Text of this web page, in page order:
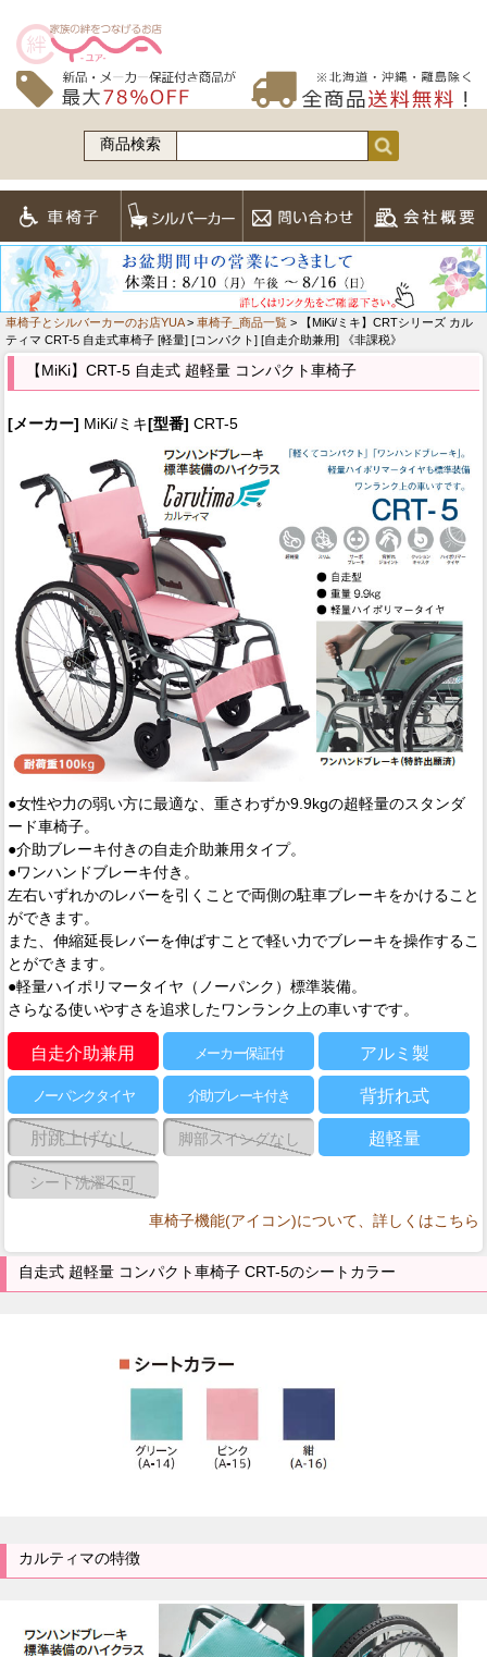
商品検索
車椅子とシルバーカーのお店YUA> 車椅子_商品一覧 > 【MiKi/ミキ】CRTシリーズ カル
ティマ CRT-5 自走式車椅子 [軽量] [コンパクト] [自走介助兼用] 《非課税》
【MiKi】CRT-5 自走式 超軽量 コンパクト車椅子
[メーカー] MiKi/ミキ[型番] CRT-5
●女性や力の弱い方に最適な、重さわずか9.9kgの超軽量のスタンダ
ード車椅子。
●介助ブレーキ付きの自走介助兼用タイプ。
●ワンハンドブレーキ付き。
左右いずれかのレバーを引くことで両側の駐車ブレーキをかけること
ができます。
また、伸縮延長レバーを伸ばすことで軽い力でブレーキを操作するこ
とができます。
●軽量ハイポリマータイヤ（ノーパンク）標準装備。
さらなる使いやすさを追求したワンランク上の車いすです。
自走介助兼用 メーカー保証付 アルミ製
ノーパンクタイヤ 介助ブレーキ付き 背折れ式
肘跳上げなし 脚部スイングなし 超軽量
シート洗濯不可
車椅子機能(アイコン)について、詳しくはこちら
自走式 超軽量 コンパクト車椅子 CRT-5のシートカラー
カルティマの特徴